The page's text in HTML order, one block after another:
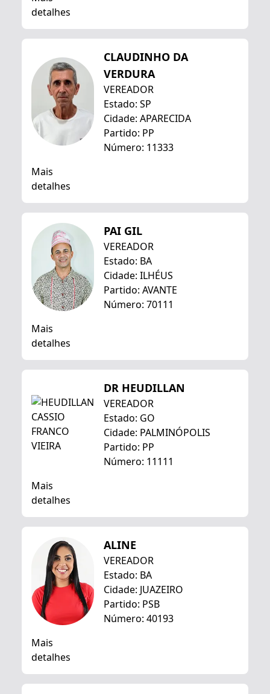
detalhes
CLAUDINHO DA
VERDURA
VEREADOR
Estado: SP
Cidade: APARECIDA
Partido: PP
Número: 11333
Mais
detalhes
PAI GIL
VEREADOR
Estado: BA
Cidade: ILHÉUS
Partido: AVANTE
Número: 70111
Mais
detalhes
DR HEUDILLAN
VEREADOR
Estado: GO
Cidade: PALMINÓPOLIS
Partido: PP
Número: 11111
Mais
detalhes
ALINE
VEREADOR
Estado: BA
Cidade: JUAZEIRO
Partido: PSB
Número: 40193
Mais
detalhes